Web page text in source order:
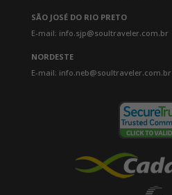
SÃO JOSÉ DO RIO PRETO
E-mail: info.sjp@soultraveler.com.br
NORDESTE
E-mail: info.neb@soultraveler.com.br